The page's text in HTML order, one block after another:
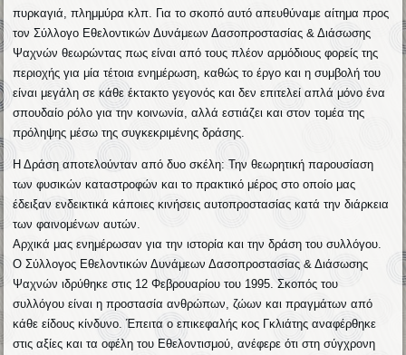
πυρκαγιά, πλημμύρα κλπ. Για το σκοπό αυτό απευθύναμε αίτημα προς
τον Σύλλογο Εθελοντικών Δυνάμεων Δασοπροστασίας & Διάσωσης
Ψαχνών θεωρώντας πως είναι από τους πλέον αρμόδιους φορείς της
περιοχής για μία τέτοια ενημέρωση, καθώς το έργο και η συμβολή του
είναι μεγάλη σε κάθε έκτακτο γεγονός και δεν επιτελεί απλά μόνο ένα
σπουδαίο ρόλο για την κοινωνία, αλλά εστιάζει και στον τομέα της
πρόληψης μέσω της συγκεκριμένης δράσης.
Η Δράση αποτελούνταν από δυο σκέλη: Την θεωρητική παρουσίαση
των φυσικών καταστροφών και το πρακτικό μέρος στο οποίο μας
έδειξαν ενδεικτικά κάποιες κινήσεις αυτοπροστασίας κατά την διάρκεια
των φαινομένων αυτών.
Αρχικά μας ενημέρωσαν για την ιστορία και την δράση του συλλόγου.
Ο Σύλλογος Εθελοντικών Δυνάμεων Δασοπροστασίας & Διάσωσης
Ψαχνών ιδρύθηκε στις 12 Φεβρουαρίου του 1995. Σκοπός του
συλλόγου είναι η προστασία ανθρώπων, ζώων και πραγμάτων από
κάθε είδους κίνδυνο. Έπειτα ο επικεφαλής κος Γκλιάτης αναφέρθηκε
στις αξίες και τα οφέλη του Εθελοντισμού, ανέφερε ότι στη σύγχρονη